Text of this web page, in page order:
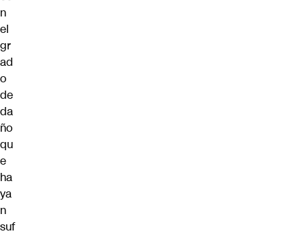
n
el
gr
ad
o
de
da
ño
qu
e
ha
ya
n
suf